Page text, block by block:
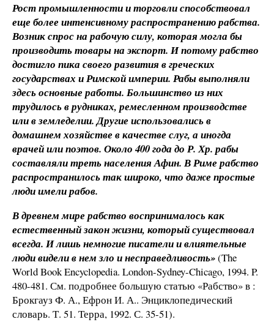
Рост промышленности и торговли способствовал
еще более интенсивному распространению рабства.
Возник спрос на рабочую силу, которая могла бы
производить товары на экспорт. И потому рабство
достигло пика своего развития в греческих
государствах и Римской империи. Рабы выполняли
здесь основные работы. Большинство из них
трудилось в рудниках, ремесленном производстве
или в земледелии. Другие использовались в
домашнем хозяйстве в качестве слуг, а иногда
врачей или поэтов. Около 400 года до Р. Хр. рабы
составляли треть населения Афин. В Риме рабство
распространилось так широко, что даже простые
люди имели рабов.
В древнем мире рабство воспринималось как
естественный закон жизни, который существовал
всегда. И лишь немногие писатели и влиятельные
люди видели в нем зло и несправедливость»(The
World Book Encyclopedia. London-Sydney-Chicago, 1994. P.
480-481. См. подробнее большую статью «Рабство» в :
Брокгауз Ф. А., Ефрон И. А.. Энциклопедический
словарь. Т. 51. Терра, 1992. С. 35-51).